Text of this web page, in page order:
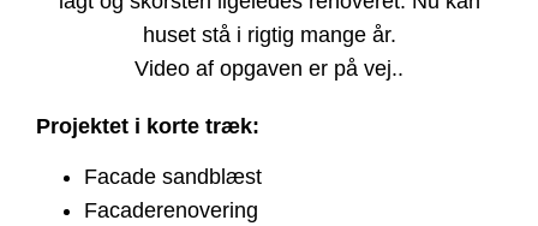
huset stå i rigtig mange år.
Video af opgaven er på vej..
Projektet i korte træk:
Facade sandblæst
Facaderenovering